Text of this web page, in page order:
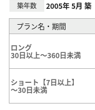
築年数 2005年 5月 築
プラン名・期間
ロング
30日以上～360日未満
ショート【7日以上】
～30日未満